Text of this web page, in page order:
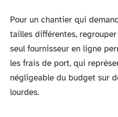
Pour un chantier qui
tailles différentes,
seul fournisseur en ligne
les frais de port, qui
négligeable du budget sur
lourdes.